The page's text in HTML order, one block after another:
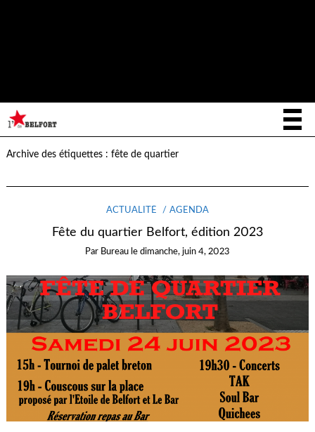
Archive des étiquettes : fête de quartier
ACTUALITÉ AGENDA
Fête du quartier Belfort, édition 2023
Par Bureau le dimanche, juin 4, 2023